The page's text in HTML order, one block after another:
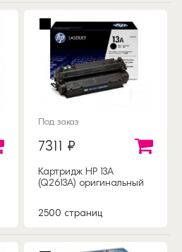
Под заказ
7311 ₽
Картридж HP 13A
(Q2613A) оригинальный
2500 страниц